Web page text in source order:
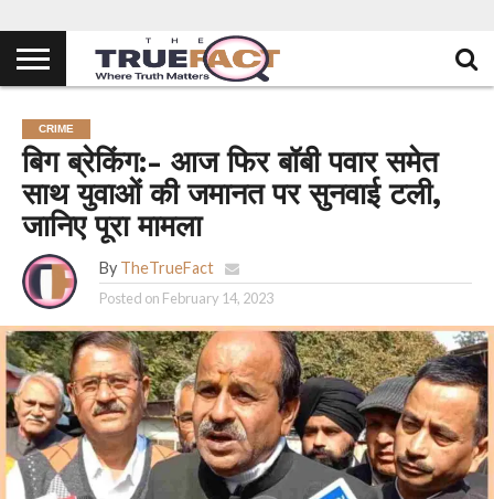
CRIME
बिग ब्रेकिंग:- आज फिर बॉबी पवार समेत
साथ युवाओं की जमानत पर सुनवाई टली,
जानिए पूरा मामला
By TheTrueFact
Posted on February 14, 2023